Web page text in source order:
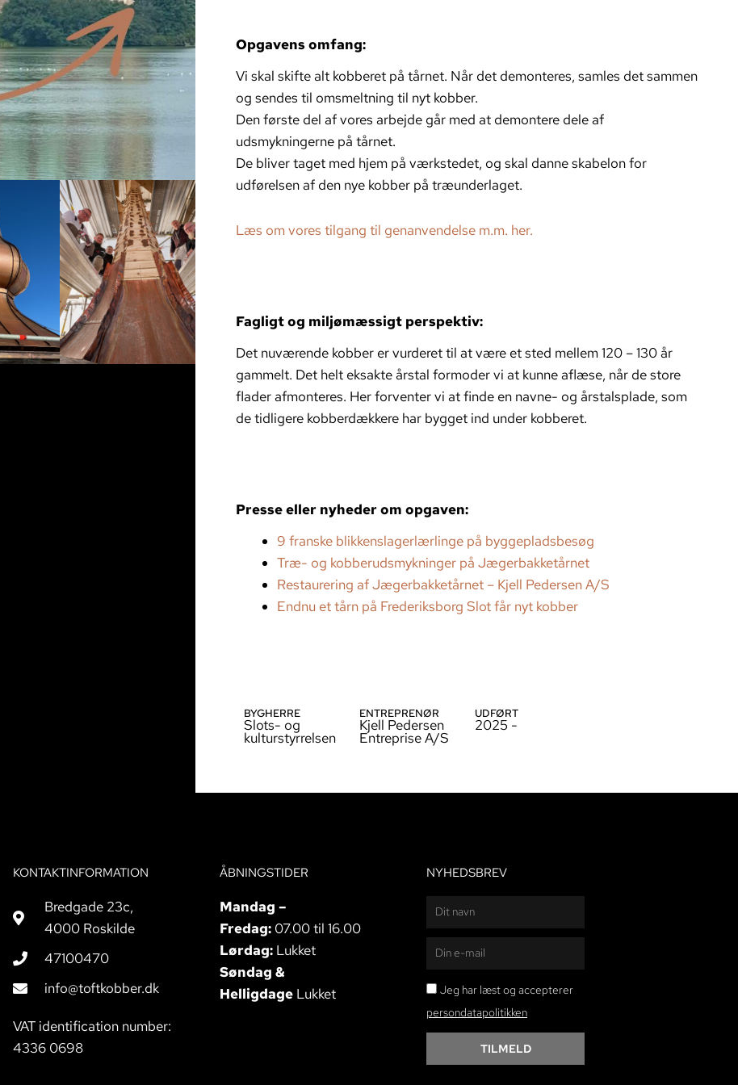
Opgavens omfang:
Vi skal skifte alt kobberet på tårnet. Når det demonteres, samles det sammen
og sendes til omsmeltning til nyt kobber.
Den første del af vores arbejde går med at demontere dele af
udsmykningerne på tårnet.
De bliver taget med hjem på værkstedet, og skal danne skabelon for
udførelsen af den nye kobber på træunderlaget.
Læs om vores tilgang til genanvendelse m.m. her.
Fagligt og miljømæssigt perspektiv:
Det nuværende kobber er vurderet til at være et sted mellem 120 – 130 år
gammelt. Det helt eksakte årstal formoder vi at kunne aflæse, når de store
flader afmonteres. Her forventer vi at finde en navne- og årstalsplade, som
de tidligere kobberdækkere har bygget ind under kobberet.
Presse eller nyheder om opgaven:
9 franske blikkenslagerlærlinge på byggepladsbesøg
Træ- og kobberudsmykninger på Jægerbakketårnet
Restaurering af Jægerbakketårnet – Kjell Pedersen A/S
Endnu et tårn på Frederiksborg Slot får nyt kobber
BYGHERRE
Slots- og
kulturstyrrelsen
ENTREPRENØR
Kjell Pedersen
Entreprise A/S
UDFØRT
2025 -
KONTAKTINFORMATION
Bredgade 23c,
4000 Roskilde
47100470
info@toftkobber.dk
VAT identification number:
4336 0698
ÅBNINGSTIDER
Mandag –
Fredag: 07.00 til 16.00
Lørdag: Lukket
Søndag &
Helligdage Lukket
NYHEDSBREV
Navn
persondatapolitikken
Jeg har læst og accepterer
persondatapolitikken
TILMELD